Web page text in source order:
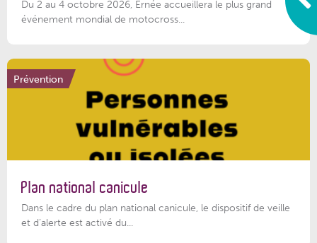
Du 2 au 4 octobre 2026, Ernée accueillera le plus grand
événement mondial de motocross...
Prévention
Plan national canicule
Dans le cadre du plan national canicule, le dispositif de veille
et d’alerte est activé du...